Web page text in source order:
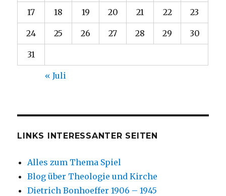
17 18 19 20 21 22 23
24 25 26 27 28 29 30
31
« Juli
LINKS INTERESSANTER SEITEN
Alles zum Thema Spiel
Blog über Theologie und Kirche
Dietrich Bonhoeffer 1906 – 1945